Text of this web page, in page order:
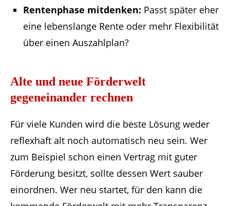
Rentenphase mitdenken: Passt später eher
eine lebenslange Rente oder mehr Flexibilität
über einen Auszahlplan?
Alte und neue Förderwelt
gegeneinander rechnen
Für viele Kunden wird die beste Lösung weder
reflexhaft alt noch automatisch neu sein. Wer
zum Beispiel schon einen Vertrag mit guter
Förderung besitzt, sollte dessen Wert sauber
einordnen. Wer neu startet, für den kann die